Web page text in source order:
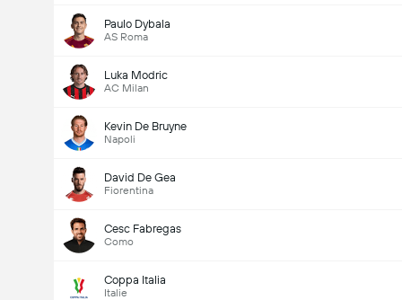
Paulo Dybala
AS Roma
Luka Modric
AC Milan
Kevin De Bruyne
Napoli
David De Gea
Fiorentina
Cesc Fabregas
Como
Coppa Italia
Italie